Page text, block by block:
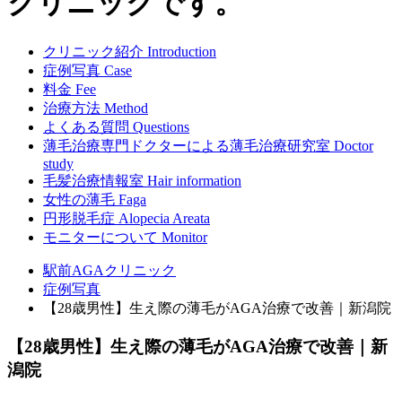
クリニック紹介 Introduction
症例写真 Case
料金 Fee
治療方法 Method
よくある質問 Questions
薄毛治療専門ドクターによる薄毛治療研究室 Doctor
study
毛髪治療情報室 Hair information
女性の薄毛 Faga
円形脱毛症 Alopecia Areata
モニターについて Monitor
駅前AGAクリニック
症例写真
【28歳男性】生え際の薄毛がAGA治療で改善｜新潟院
【28歳男性】生え際の薄毛がAGA治療で改善｜新
潟院